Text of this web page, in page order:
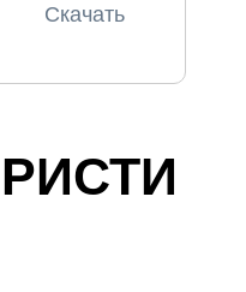
Скачать